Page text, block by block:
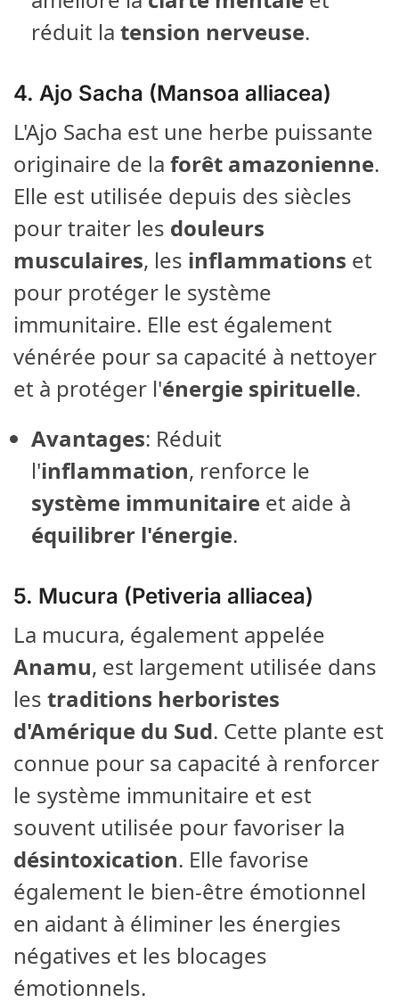
réduit la tension nerveuse.
4. Ajo Sacha (Mansoa alliacea)
L'Ajo Sacha est une herbe puissante
originaire de la forêt amazonienne.
Elle est utilisée depuis des siècles
pour traiter les douleurs
musculaires, les inflammations et
pour protéger le système
immunitaire. Elle est également
vénérée pour sa capacité à nettoyer
et à protéger l'énergie spirituelle.
Avantages: Réduit
l'inflammation, renforce le
système immunitaire et aide à
équilibrer l'énergie.
5. Mucura (Petiveria alliacea)
La mucura, également appelée
Anamu, est largement utilisée dans
les traditions herboristes
d'Amérique du Sud. Cette plante est
connue pour sa capacité à renforcer
le système immunitaire et est
souvent utilisée pour favoriser la
désintoxication. Elle favorise
également le bien-être émotionnel
en aidant à éliminer les énergies
négatives et les blocages
émotionnels.